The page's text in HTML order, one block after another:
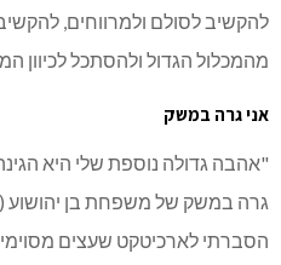
להקשיב לסולם ולמרווחים,
מהמכלול הגדול ולהסתכל לכיוון
אני גרה במשק
"אהבה גדולה נוספת שלי היא
גרה במשק של משפחת בן יהושוע